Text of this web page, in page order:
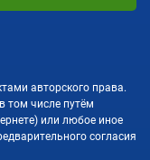
авторского права.
том числе путём
или любое иное
согласия